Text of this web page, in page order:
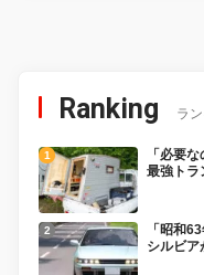
Ranking ラ
「必要
最強トラ
「昭和
シルビア